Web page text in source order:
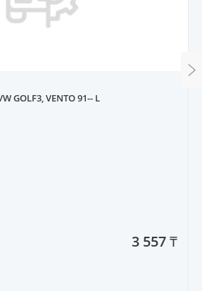
GOLF3, VENTO 91-- L
3 557 ₸